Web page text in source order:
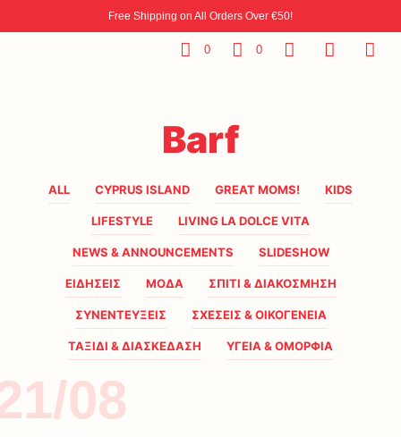
Free Shipping on All Orders Over €50!
0 0
Barf
ALL CYPRUS ISLAND GREAT MOMS! KIDS
LIFESTYLE LIVING LA DOLCE VITA
NEWS & ANNOUNCEMENTS SLIDESHOW
ΕΙΔΗΣΕΙΣ ΜΟΔΑ ΣΠΙΤΙ & ΔΙΑΚΟΣΜΗΣΗ
ΣΥΝΕΝΤΕΥΞΕΙΣ ΣΧΕΣΕΙΣ & ΟΙΚΟΓΕΝΕΙΑ
ΤΑΞΙΔΙ & ΔΙΑΣΚΕΔΑΣΗ ΥΓΕΙΑ & ΟΜΟΡΦΙΑ
08